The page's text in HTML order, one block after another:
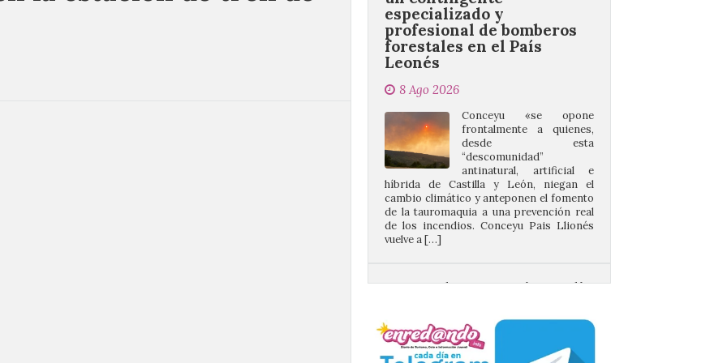
Leonés
8 Ago 2026
antinatural, artificial e
híbrida de Castilla y León, niegan el
cambio climático y anteponen el fomento
de la tauromaquia a una prevención real
de los incendios. Conceyu Pais Llionés
vuelve a […]
Santander aconseja acudir
vehículo privado para el
8 Ago 2026
El TUS cuenta con líneas